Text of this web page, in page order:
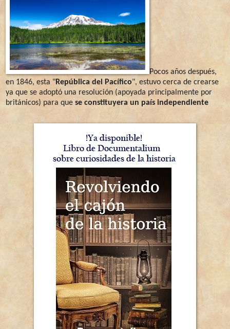
Pocos años después,
en 1846, esta "República del Pacífico", estuvo cerca de crearse
ya que se adoptó una resolución (apoyada principalmente por
británicos) para que se constituyera un país independiente